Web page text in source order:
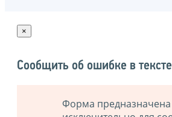
×
Сообщить об ошибке в тексте
Форма предназначена